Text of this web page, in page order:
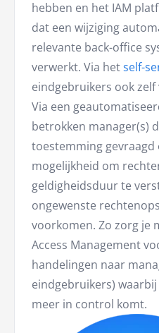
hebben en het IAM
dat een wijziging
relevante back-office
verwerkt. Via hetself-
eindgebruikers ook
Via een
betrokken manager(s)
toestemming gevraagd
mogelijkheid om
geldigheidsduur te
ongewenste
voorkomen. Zo zorg je
Access Management
handelingen naar
eindgebruikers) waarbij
meer in control komt.